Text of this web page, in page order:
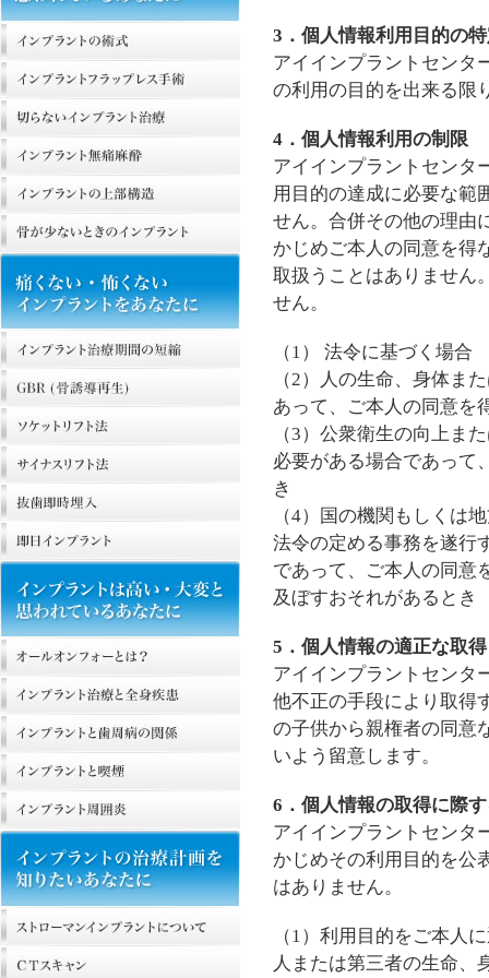
3．個人情報利用目的の
アイインプラントセンタ
の利用の目的を出来る限
4．個人情報利用の制限
アイインプラントセンタ
用目的の達成に必要な範
せん。合併その他の理由
かじめご本人の同意を得
取扱うことはありません
せん。
（1） 法令に基づく場合
（2）人の生命、身体ま
あって、ご本人の同意を
（3）公衆衛生の向上ま
必要がある場合であって
き
（4）国の機関もしくは
法令の定める事務を遂行
であって、ご本人の同意
及ぼすおそれがあるとき
5．個人情報の適正な取得
アイインプラントセンタ
他不正の手段により取得
の子供から親権者の同意
いよう留意します。
6．個人情報の取得に際
アイインプラントセンタ
かじめその利用目的を公
はありません。
（1）利用目的をご本人
人または第三者の生命、